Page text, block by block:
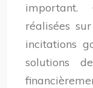
important.
réalisées
incitations
solutions